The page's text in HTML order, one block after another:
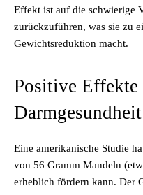
Effekt ist auf die schwierige
zurückzuführen, was sie zu
Gewichtsreduktion macht.
Positive Effekte
Darmgesundheit
Eine amerikanische Studie
von 56 Gramm Mandeln
erheblich fördern kann. Der